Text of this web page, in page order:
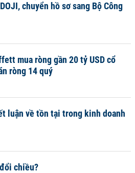
chuyển hồ sơ sang Bộ Công
mua ròng gần 20 tỷ USD cổ
ròng 14 quý
luận về tồn tại trong kinh doanh
chiều?